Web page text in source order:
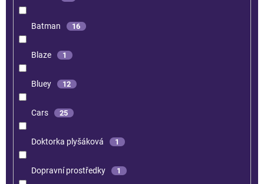
Batman 16
Blaze 1
Bluey 12
Cars 25
Doktorka plyšáková 1
Dopravní prostředky 1